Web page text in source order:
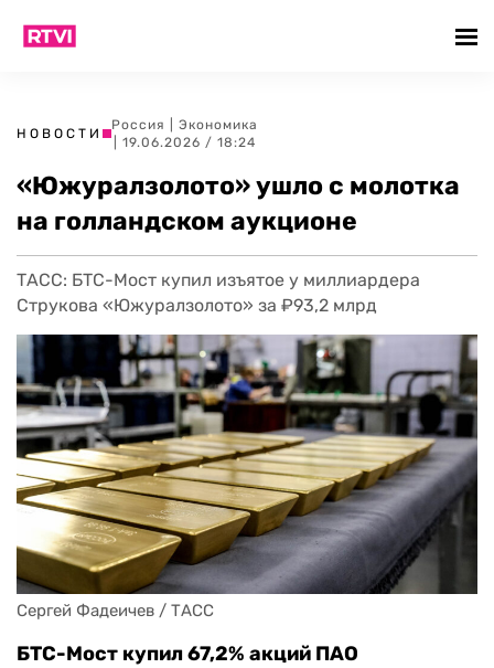
НОВОСТИ
Россия
Экономика
| 19.06.2026 / 18:24
«Южуралзолото» ушло с молотка
на голландском аукционе
ТАСС: БТС-Мост купил изъятое у миллиардера
Струкова «Южуралзолото» за ₽93,2 млрд
Сергей Фадеичев / ТАСС
БТС-Мост купил 67,2% акций ПАО